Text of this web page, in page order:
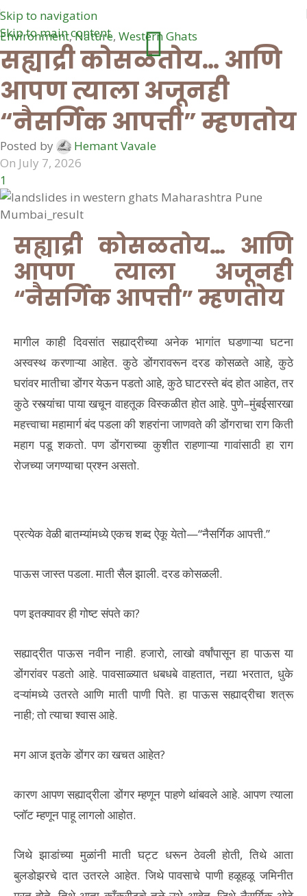
Skip to navigation
Skip to main content
Environment,Nature, Western Ghats
सह्याद्री कोसळतोय… आणि
आपण त्याला अजूनही
“नैसर्गिक आपत्ती” म्हणतोय
Posted by
Hemant Vavale
On July 7, 2026
1
सह्याद्री कोसळतोय… आणि
आपण त्याला अजूनही
“नैसर्गिक आपत्ती” म्हणतोय
मागील काही दिवसांत सह्याद्रीच्या अनेक भागांत घडणाऱ्या घटना
अस्वस्थ करणाऱ्या आहेत. कुठे डोंगरावरून दरड कोसळते आहे, कुठे
घरांवर मातीचा डोंगर येऊन पडतो आहे, कुठे घाटरस्ते बंद होत आहेत, तर
कुठे रस्त्यांचा पाया खचून वाहतूक विस्कळीत होत आहे. पुणे–मुंबईसारखा
महत्त्वाचा महामार्ग बंद पडला की शहरांना जाणवते की डोंगराचा राग किती
महाग पडू शकतो. पण डोंगराच्या कुशीत राहणाऱ्या गावांसाठी हा राग
रोजच्या जगण्याचा प्रश्न असतो.
प्रत्येक वेळी बातम्यांमध्ये एकच शब्द ऐकू येतो—“नैसर्गिक आपत्ती.”
पाऊस जास्त पडला. माती सैल झाली. दरड कोसळली.
पण इतक्यावर ही गोष्ट संपते का?
सह्याद्रीत पाऊस नवीन नाही. हजारो, लाखो वर्षांपासून हा पाऊस या
डोंगरांवर पडतो आहे. पावसाळ्यात धबधबे वाहतात, नद्या भरतात, धुके
दऱ्यांमध्ये उतरते आणि माती पाणी पिते. हा पाऊस सह्याद्रीचा शत्रू
नाही; तो त्याचा श्वास आहे.
मग आज इतके डोंगर का खचत आहेत?
कारण आपण सह्याद्रीला डोंगर म्हणून पाहणे थांबवले आहे. आपण त्याला
प्लॉट म्हणून पाहू लागलो आहोत.
जिथे झाडांच्या मुळांनी माती घट्ट धरून ठेवली होती, तिथे आता
बुलडोझरचे दात उतरले आहेत. जिथे पावसाचे पाणी हळूहळू जमिनीत